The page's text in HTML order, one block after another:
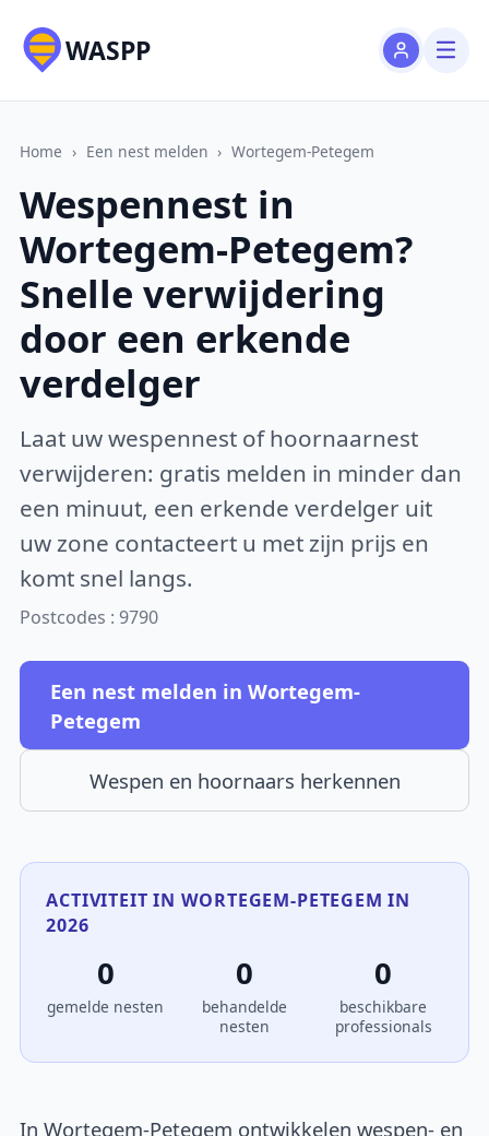
WASPP
Home › Een nest melden › Wortegem-Petegem
Wespennest in
Wortegem-Petegem?
Snelle verwijdering
door een erkende
verdelger
Laat uw wespennest of hoornaarnest
verwijderen: gratis melden in minder dan
een minuut, een erkende verdelger uit
uw zone contacteert u met zijn prijs en
komt snel langs.
Postcodes : 9790
Een nest melden in Wortegem-
Petegem
Wespen en hoornaars herkennen
ACTIVITEIT IN WORTEGEM-PETEGEM IN
2026
0
gemelde nesten
0
behandelde
nesten
0
beschikbare
professionals
In Wortegem-Petegem ontwikkelen wespen- en